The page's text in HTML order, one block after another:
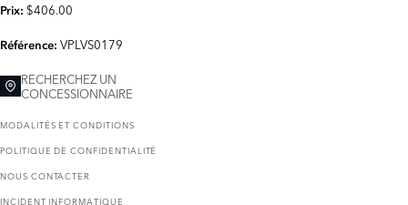
Prix: $406.00
Référence: VPLVS0179
RECHERCHEZ UN
CONCESSIONNAIRE
MODALITÉS ET CONDITIONS
POLITIQUE DE CONFIDENTIALITÉ
NOUS CONTACTER
INCIDENT INFORMATIQUE